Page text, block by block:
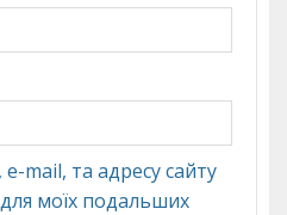
mail, та адресу сайту
моїх подальших